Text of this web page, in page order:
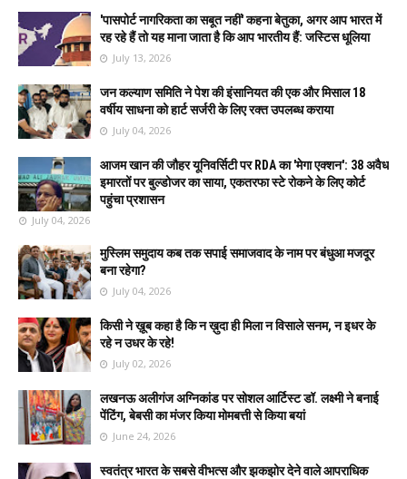
'पासपोर्ट नागरिकता का सबूत नहीं' कहना बेतुका, अगर आप भारत में
रह रहे हैं तो यह माना जाता है कि आप भारतीय हैं: जस्टिस धूलिया
July 13, 2026
जन कल्याण समिति ने पेश की इंसानियत की एक और मिसाल 18
वर्षीय साधना को हार्ट सर्जरी के लिए रक्त उपलब्ध कराया
July 04, 2026
आजम खान की जौहर यूनिवर्सिटी पर RDA का 'मेगा एक्शन': 38 अवैध
इमारतों पर बुल्डोजर का साया, एकतरफा स्टे रोकने के लिए कोर्ट
पहुंचा प्रशासन
July 04, 2026
मुस्लिम समुदाय कब तक सपाई समाजवाद के नाम पर बंधुआ मजदूर
बना रहेगा?
July 04, 2026
किसी ने ख़ूब कहा है कि न ख़ुदा ही मिला न विसाले सनम, न इधर के
रहे न उधर के रहे!
July 02, 2026
लखनऊ अलीगंज अग्निकांड पर सोशल आर्टिस्ट डॉ. लक्ष्मी ने बनाई
पेंटिंग, बेबसी का मंजर किया मोमबत्ती से किया बयां
June 24, 2026
स्वतंत्र भारत के सबसे वीभत्स और झकझोर देने वाले आपराधिक